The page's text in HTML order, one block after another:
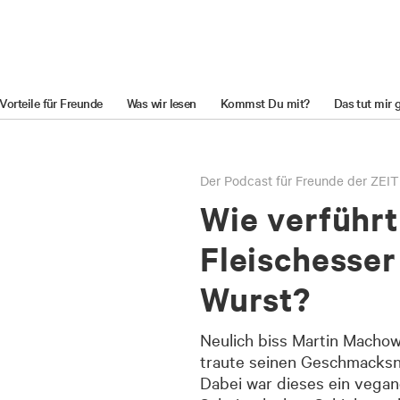
Vorteile für Freunde Was wir lesen Kommst Du mit? Das tut mir
Der Podcast für Freunde der ZEIT
Wie
Wurst?
Neulich biss Martin
traute seinen
Dabei war dieses ein